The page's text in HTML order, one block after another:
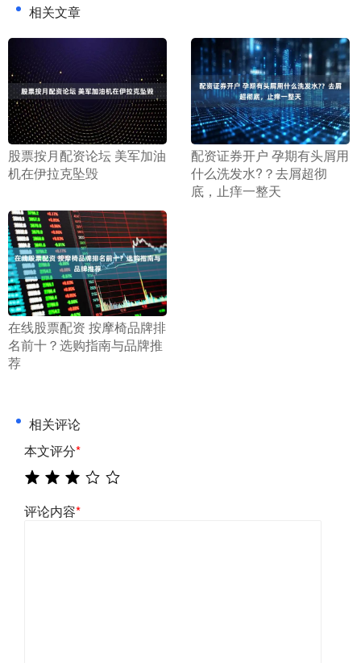
相关文章
​股票按月配资论坛 美军加油
机在伊拉克坠毁
​配资证券开户 孕期有头屑用
什么洗发水?？去屑超彻
底，止痒一整天
​在线股票配资 按摩椅品牌排
名前十？选购指南与品牌推
荐
相关评论
本文评分*
评论内容*